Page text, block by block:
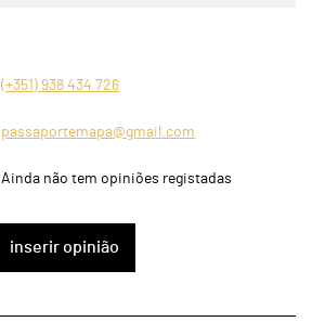
(+351) 938 434 726
passaportemapa@gmail.com
Ainda não tem opiniões registadas
inserir opinião